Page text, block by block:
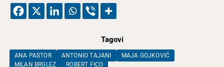
Tagovi
ANA PASTOR ANTONIO TAJANI
MAJA GOJKOVIĆ
MILAN BRGLEZ
ROBERT FICO